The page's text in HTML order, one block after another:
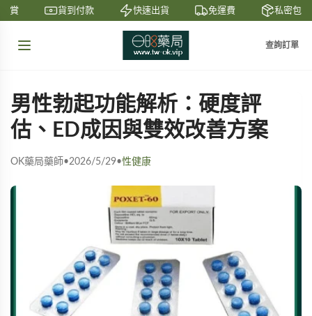
賞 貨到付款 快速出貨 免運費 私密包裝
查詢訂單
男性勃起功能解析：硬度評
估、ED成因與雙效改善方案
OK藥局藥師•2026/5/29•性健康